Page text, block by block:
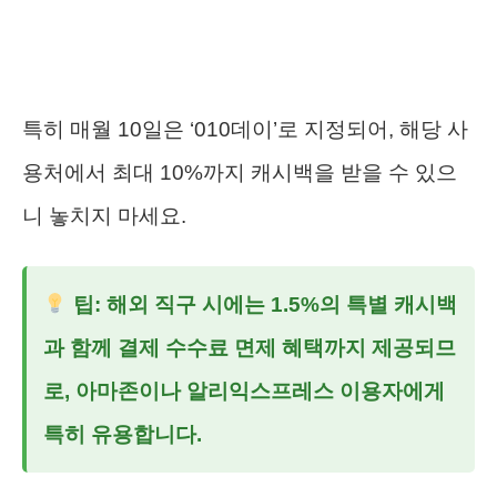
특히 매월 10일은 ‘010데이’로 지정되어, 해당 사
용처에서 최대 10%까지 캐시백을 받을 수 있으
니 놓치지 마세요.
팁: 해외 직구 시에는 1.5%의 특별 캐시백
과 함께 결제 수수료 면제 혜택까지 제공되므
로, 아마존이나 알리익스프레스 이용자에게
특히 유용합니다.